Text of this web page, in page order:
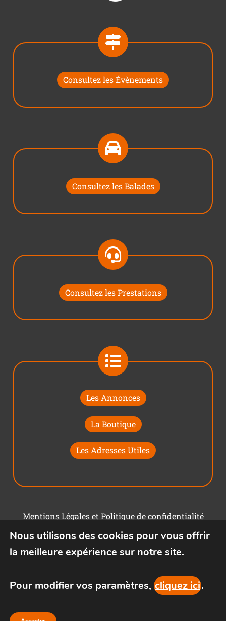
Consultez les Évènements
Consultez les Balades
Consultez les Prestations
Les Annonces
La Boutique
Les Adresses Utiles
Mentions Légales et Politique de confidentialité
Conditions générales d'utilisation
Nous utilisons des cookies pour vous offrir
la meilleure expérience sur notre site.
Pour modifier vos paramètres, cliquez ici.